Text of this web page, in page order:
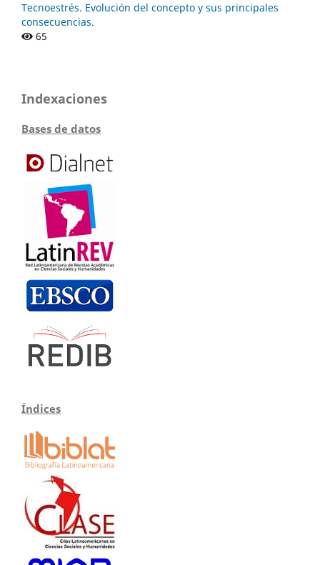
Tecnoestrés. Evolución del concepto y sus principales
consecuencias.
65
Indexaciones
Bases de datos
Índices